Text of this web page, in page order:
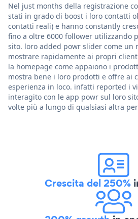
Nel just months della registrazione
stati in grado di boost i loro contatti
contatti reali) e hanno constantly
fino a oltre 6000 follower utilizzando
sito. loro added powr slider come un
mostrare rapidamente ai propri
la homepage come appaiono i
mostra bene i loro prodotti e offre ai
esperienza in loco. infatti reported i
interagito con le app powr sul loro
volte più a lungo di qualsiasi altra
Crescita del 250%